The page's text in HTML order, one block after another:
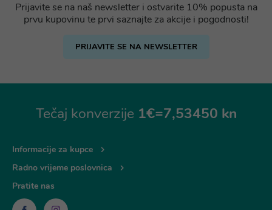
Prijavite se na naš newsletter i ostvarite 10% popusta na
prvu kupovinu te prvi saznajte za akcije i pogodnosti!
PRIJAVITE SE NA NEWSLETTER
Tečaj konverzije 1€=7,53450 kn
Informacije za kupce
Radno vrijeme poslovnica
Pratite nas